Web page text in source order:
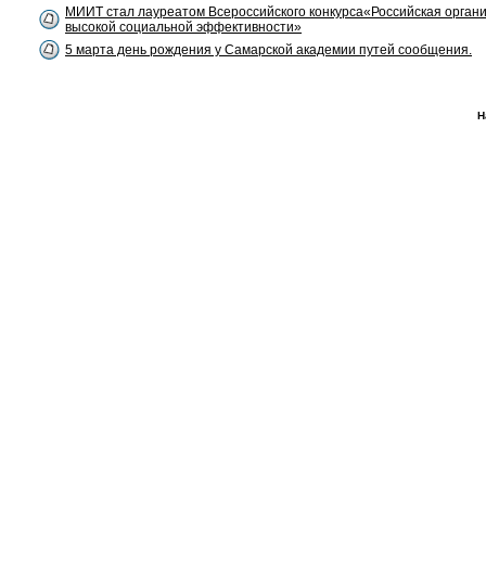
МИИТ стал лауреатом Всероссийского конкурса«Российская
высокой социальной эффективности»
5 марта день рождения у Самарской академии путей сообщения.